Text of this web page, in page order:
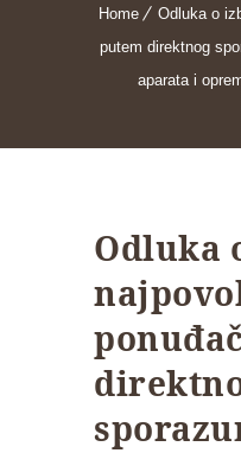
Home
Odluka o
putem direktnog
aparata i
Odluka